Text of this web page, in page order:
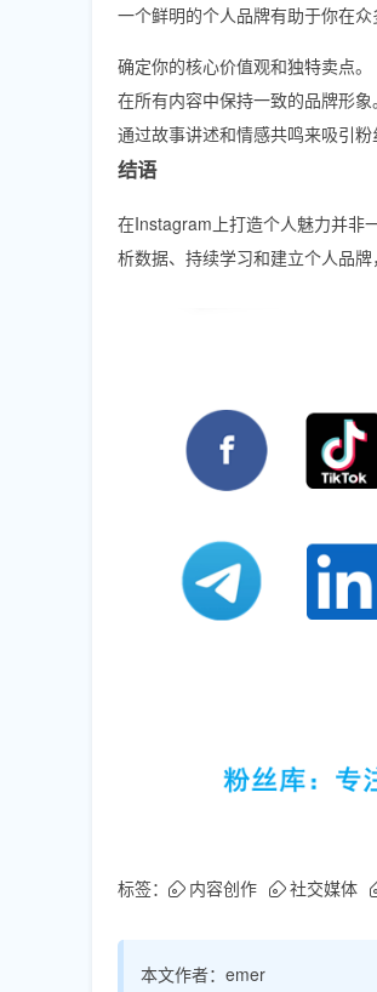
一个鲜明的个人品牌有助于你在众
确定你的核心价值观和独特卖点。
在所有内容中保持一致的品牌形象。
通过故事讲述和情感共鸣来吸引粉
结语
在Instagram上打造个人魅力并非
析数据、持续学习和建立个人品
标签： 内容创作 社交媒体
本文作者： emer